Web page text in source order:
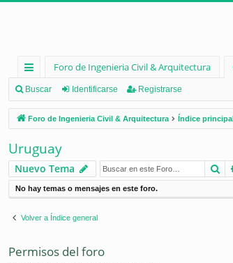
nl
ac
es
rá
pi
d
os
Foro de Ingenieria Civil & Arquitectura
Buscar Identificarse Registrarse
Foro de Ingenieria Civil & Arquitectura Índice
Uruguay
Nuevo Tema
No hay temas o mensajes en este foro.
Volver a Índice general
Permisos del foro